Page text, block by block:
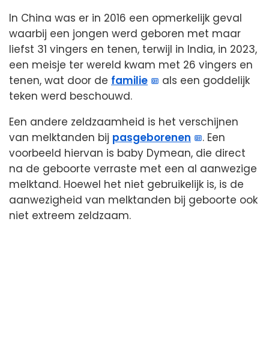
In China was er in 2016 een opmerkelijk geval
waarbij een jongen werd geboren met maar
liefst 31 vingers en tenen, terwijl in India, in 2023,
een meisje ter wereld kwam met 26 vingers en
tenen, wat door de familie
als een goddelijk
teken werd beschouwd.
Een andere zeldzaamheid is het verschijnen
van melktanden bij pasgeborenen
. Een
voorbeeld hiervan is baby Dymean, die direct
na de geboorte verraste met een al aanwezige
melktand. Hoewel het niet gebruikelijk is, is de
aanwezigheid van melktanden bij geboorte ook
niet extreem zeldzaam.